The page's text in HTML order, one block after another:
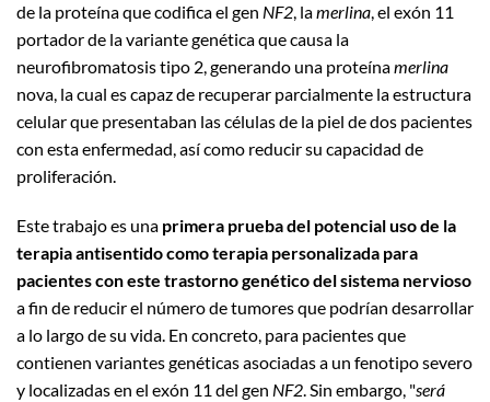
de la proteína que codifica el gen NF2, lamerlina, el exón 11
portador de la variante genética que causa la
neurofibromatosis tipo 2, generando una proteínamerlina
nova, la cual es capaz de recuperar parcialmente la estructura
celular que presentaban las células de la piel de dos pacientes
con esta enfermedad, así como reducir su capacidad de
proliferación.
Este trabajo es una primera prueba del potencial uso de la
terapia antisentido como terapia personalizada para
pacientes con este trastorno genético del sistema nervioso
a fin de reducir el número de tumores que podrían desarrollar
a lo largo de su vida. En concreto, para pacientes que
contienen variantes genéticas asociadas a un fenotipo severo
y localizadas en el exón 11 del gen NF2. Sin embargo, "será